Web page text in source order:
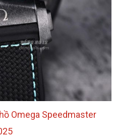
Omega Speedmaster